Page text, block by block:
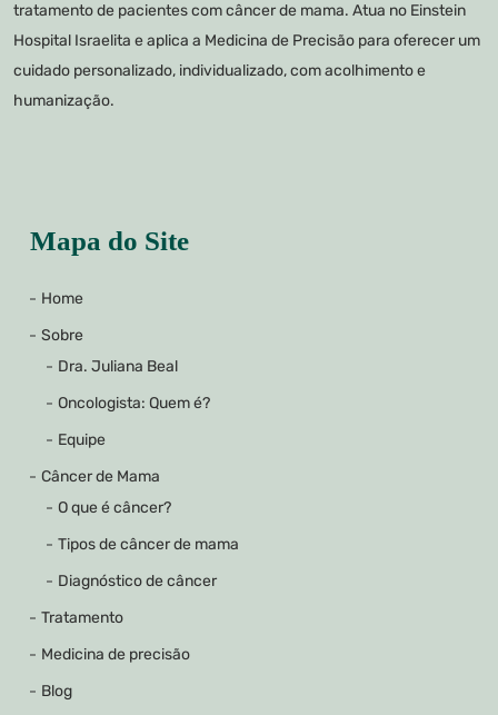
tratamento de pacientes com câncer de mama. Atua no Einstein
Hospital Israelita e aplica a Medicina de Precisão para oferecer um
cuidado personalizado, individualizado, com acolhimento e
humanização.
Mapa do Site
Home
Sobre
Dra. Juliana Beal
Oncologista: Quem é?
Equipe
Câncer de Mama
O que é câncer?
Tipos de câncer de mama
Diagnóstico de câncer
Tratamento
Medicina de precisão
Blog